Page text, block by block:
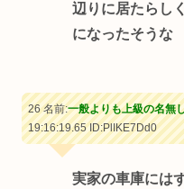
辺りに居たらし
になったそうな
26 名前:一般よりも上級の名無
19:16:19.65ID:PlIKE7Dd0
実家の車庫には